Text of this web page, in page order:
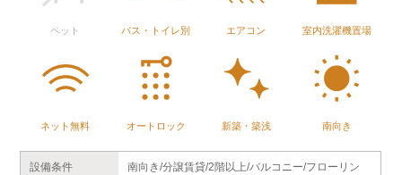
ペット バス・トイレ別 エアコン 室内洗濯機置場
ネット無料 オートロック 新築・築浅 南向き
設備条件
南向き/分譲賃貸/2階以上/バルコニー/フローリン